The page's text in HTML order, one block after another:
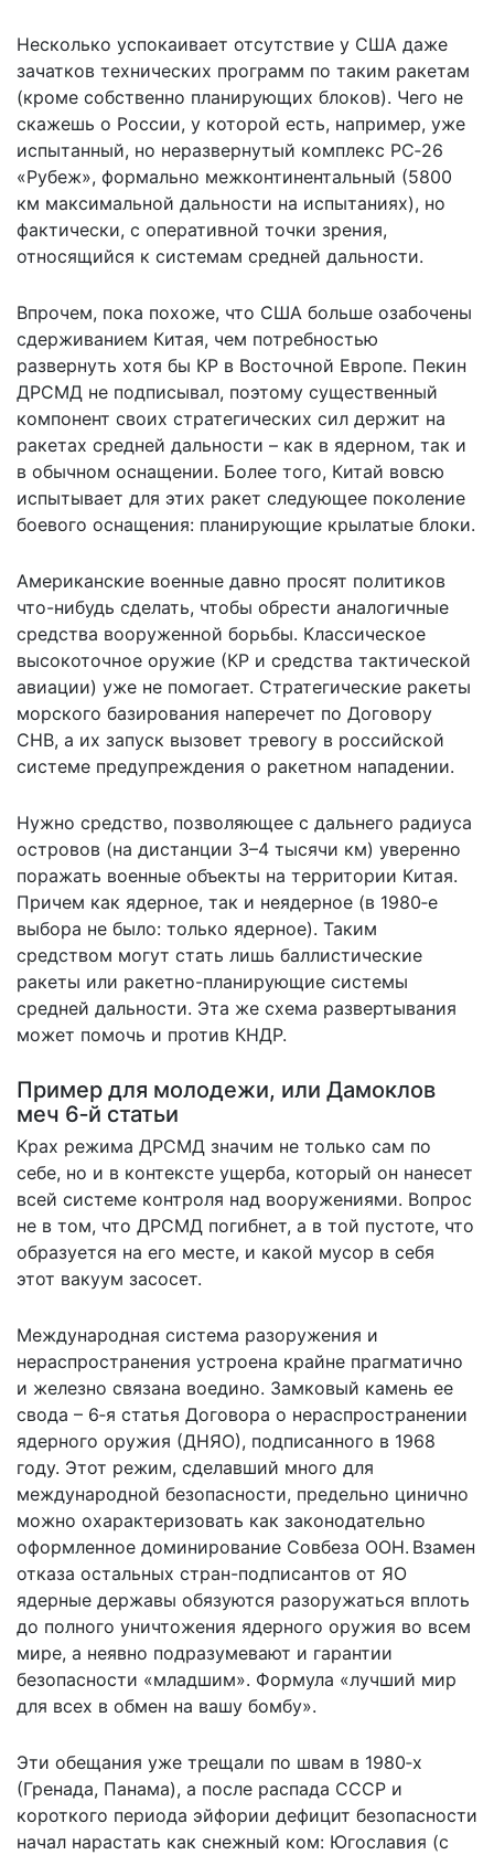
Несколько успокаивает отсутствие у США даже
зачатков технических программ по таким ракетам
(кроме собственно планирующих блоков). Чего не
скажешь о России, у которой есть, например, уже
испытанный, но неразвернутый комплекс РС‑26
«Рубеж», формально межконтинентальный (5800
км максимальной дальности на испытаниях), но
фактически, с оперативной точки зрения,
относящийся к системам средней дальности.
Впрочем, пока похоже, что США больше озабочены
сдерживанием Китая, чем потребностью
развернуть хотя бы КР в Восточной Европе. Пекин
ДРСМД не подписывал, поэтому существенный
компонент своих стратегических сил держит на
ракетах средней дальности – как в ядерном, так и
в обычном оснащении. Более того, Китай вовсю
испытывает для этих ракет следующее поколение
боевого оснащения: планирующие крылатые блоки.
Американские военные давно просят политиков
что-нибудь сделать, чтобы обрести аналогичные
средства вооруженной борьбы. Классическое
высокоточное оружие (КР и средства тактической
авиации) уже не помогает. Стратегические ракеты
морского базирования наперечет по Договору
СНВ, а их запуск вызовет тревогу в российской
системе предупреждения о ракетном нападении.
Нужно средство, позволяющее с дальнего радиуса
островов (на дистанции 3–4 тысячи км) уверенно
поражать военные объекты на территории Китая.
Причем как ядерное, так и неядерное (в 1980‑е
выбора не было: только ядерное). Таким
средством могут стать лишь баллистические
ракеты или ракетно-планирующие системы
средней дальности. Эта же схема развертывания
может помочь и против КНДР.
Пример для молодежи, или Дамоклов
меч 6‑й статьи
Крах режима ДРСМД значим не только сам по
себе, но и в контексте ущерба, который он нанесет
всей системе контроля над вооружениями. Вопрос
не в том, что ДРСМД погибнет, а в той пустоте, что
образуется на его месте, и какой мусор в себя
этот вакуум засосет.
Международная система разоружения и
нераспространения устроена крайне прагматично
и железно связана воедино. Замковый камень ее
свода – 6‑я статья Договора о нераспространении
ядерного оружия (ДНЯО), подписанного в 1968
году. Этот режим, сделавший много для
международной безопасности, предельно цинично
можно охарактеризовать как законодательно
оформленное доминирование Совбеза ООН. Взамен
отказа остальных стран-подписантов от ЯО
ядерные державы обязуются разоружаться вплоть
до полного уничтожения ядерного оружия во всем
мире, а неявно подразумевают и гарантии
безопасности «младшим». Формула «лучший мир
для всех в обмен на вашу бомбу».
Эти обещания уже трещали по швам в 1980‑х
(Гренада, Панама), а после распада СССР и
короткого периода эйфории дефицит безопасности
начал нарастать как снежный ком: Югославия (с